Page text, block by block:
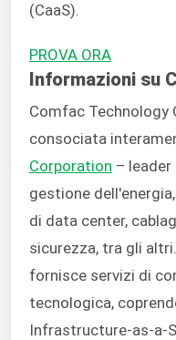
(CaaS).
PROVA ORA
Informazioni su
Comfac Technology
consociata
Corporation –
gestione
di data center,
sicurezza, tra gli
fornisce servizi di
tecnologica,
Infrastructure-as-a-